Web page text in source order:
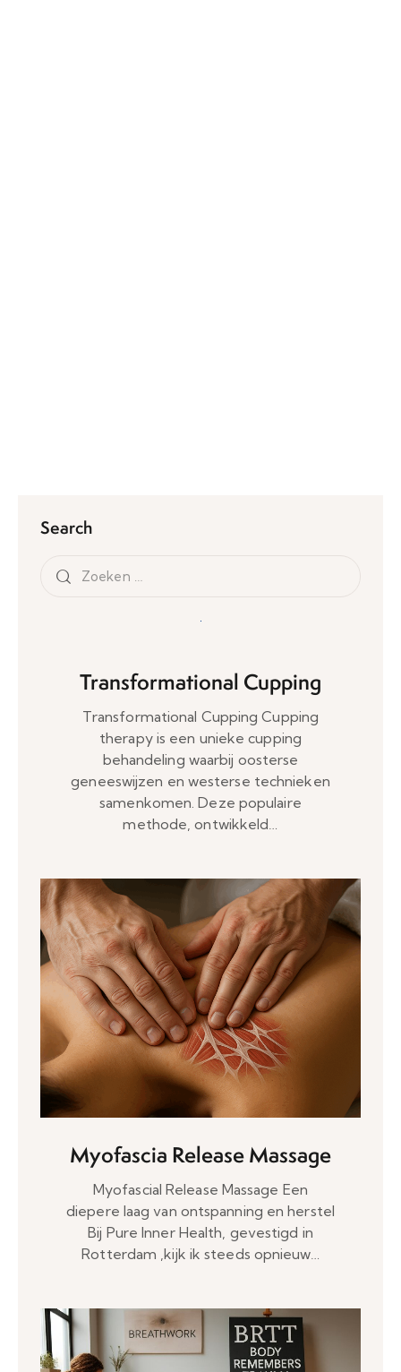
Search
Transformational Cupping
Transformational Cupping Cupping
therapy is een unieke cupping
behandeling waarbij oosterse
geneeswijzen en westerse technieken
samenkomen. Deze populaire
methode, ontwikkeld…
Myofascia Release Massage
Myofascial Release Massage Een
diepere laag van ontspanning en herstel
Bij Pure Inner Health, gevestigd in
Rotterdam ,kijk ik steeds opnieuw…